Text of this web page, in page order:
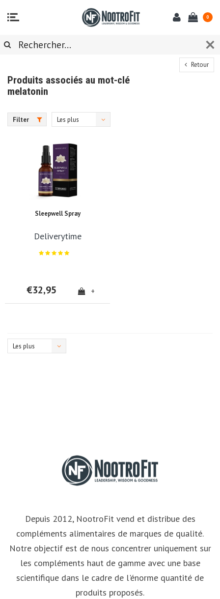
0
Retour
Produits associés au mot-clé
melatonin
Filter
Les plus
Sleepwell Spray
Deliverytime
€32,95 +
Les plus
Depuis 2012, NootroFit vend et distribue des
compléments alimentaires de marques de qualité.
Notre objectif est de nous concentrer uniquement sur
les compléments haut de gamme avec une base
scientifique dans le cadre de l'énorme quantité de
produits proposés.